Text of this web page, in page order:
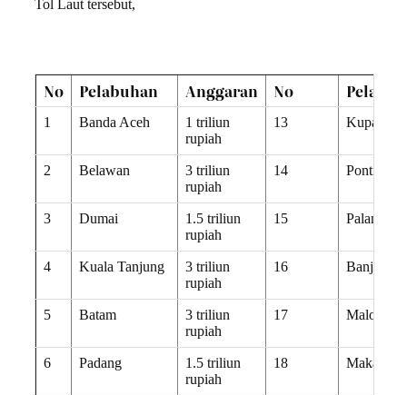
Tol Laut tersebut,
No Pelabuhan Anggaran No
1 Banda Aceh
1 triliun
rupiah
13 Kupang
2 Belawan
3 triliun
rupiah
14 Pontianak
3 Dumai
1.5 triliun
rupiah
15
4 Kuala Tanjung
3 triliun
rupiah
16
5 Batam
3 triliun
rupiah
17 Maloy
6 Padang
1.5 triliun
rupiah
18 Makassar